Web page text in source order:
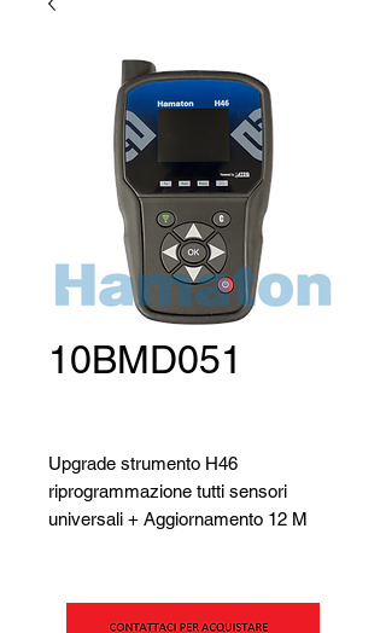
10BMD051
Upgrade strumento H46
riprogrammazione tutti sensori
universali + Aggiornamento 12 M